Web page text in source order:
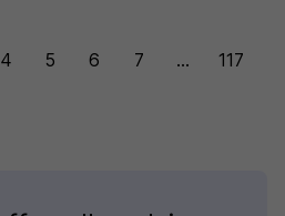
4 5 6 7 ... 117